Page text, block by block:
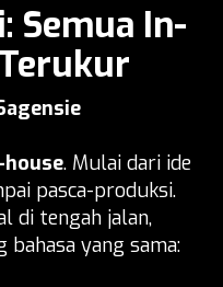
Semua In-
. Mulai dari ide
pasca-produksi.
di tengah jalan,
yang sama: